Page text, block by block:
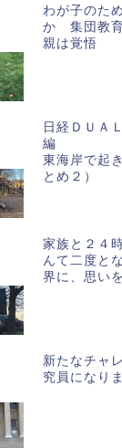
わが子のた
か 集団教育
親は覚悟
日経ＤＵＡ
編
東海岸で起
とめ２）
家族と２４
んて二度と
界に、思い
新たなチャ
究員になり